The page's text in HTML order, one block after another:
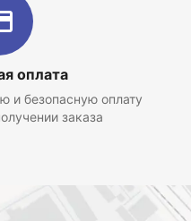
оплата
и безопасную оплату
заказа